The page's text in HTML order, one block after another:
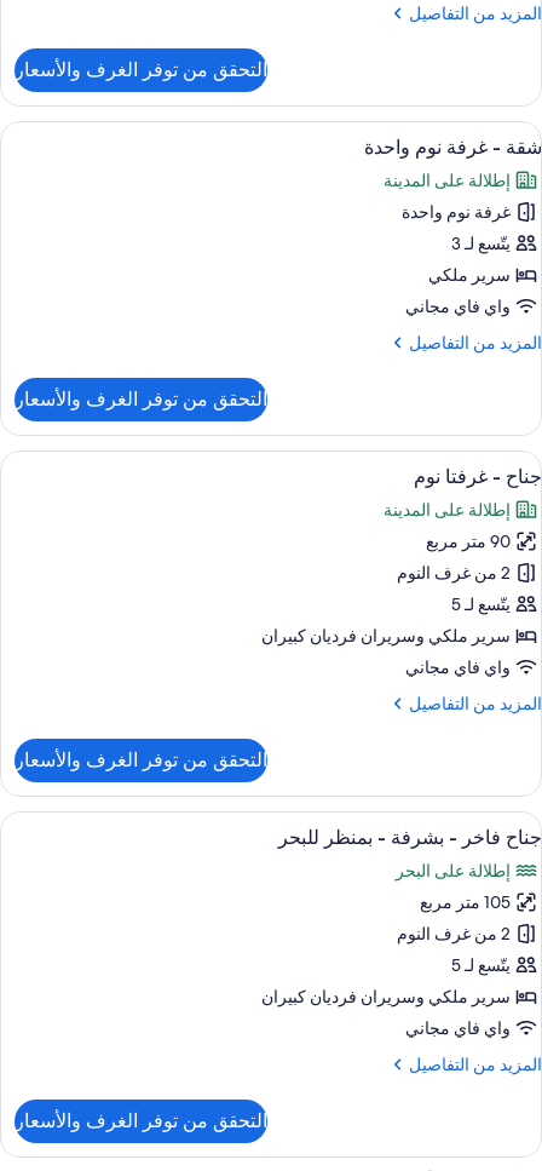
المزيد من التفاصيل
المزيد
غرفة
مزدوجة
عادية
التحقق من توفر الغرف والأسعار
استعراض
جميع
صور
شقة
-
غرفة
نوم
واحدة
خزنة داخل الغرفة وستائر تعتيم
4
شقة - غرفة نوم واحدة
إطلالة على المدينة
غرفة نوم واحدة
يتّسع لـ 3
سرير ملكي
واي فاي مجاني
المزيد من التفاصيل
المزيد
شقة
غرفة
واحدة
التحقق من توفر الغرف والأسعار
استعراض
جميع
صور
جناح
-
غرفتا
نوم
خزنة داخل الغرفة وستائر تعتيم
20
جناح - غرفتا نوم
إطلالة على المدينة
90 متر مربع
2 من غرف النوم
يتّسع لـ 5
سرير ملكي‫‬ وسريران فرديان كبيران
واي فاي مجاني
المزيد من التفاصيل
المزيد
جناح
غرفتا
التحقق من توفر الغرف والأسعار
استعراض
جميع
صور
جناح
فاخر
-
بشرفة
-
بمنظر
للبحر
خزنة داخل الغرفة وستائر تعتيم
11
جناح فاخر - بشرفة - بمنظر للبحر
إطلالة على البحر
105 متر مربع
2 من غرف النوم
يتّسع لـ 5
سرير ملكي‫‬ وسريران فرديان كبيران
واي فاي مجاني
المزيد من التفاصيل
المزيد
جناح
التحقق من توفر الغرف والأسعار